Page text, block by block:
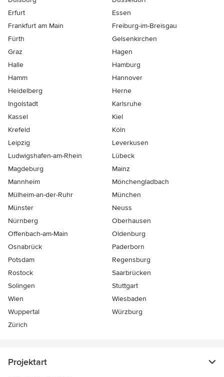
Erfurt
Essen
Frankfurt am Main
Freiburg-im-Breisgau
Fürth
Gelsenkirchen
Graz
Hagen
Halle
Hamburg
Hamm
Hannover
Heidelberg
Herne
Ingolstadt
Karlsruhe
Kassel
Kiel
Krefeld
Köln
Leipzig
Leverkusen
Ludwigshafen-am-Rhein
Lübeck
Magdeburg
Mainz
Mannheim
Mönchen­gladbach
Mülheim-an-der-Ruhr
München
Münster
Neuss
Nürnberg
Oberhausen
Offenbach-am-Main
Oldenburg
Osnabrück
Paderborn
Potsdam
Regensburg
Rostock
Saarbrücken
Solingen
Stuttgart
Wien
Wiesbaden
Wuppertal
Würzburg
Zürich
Projektart